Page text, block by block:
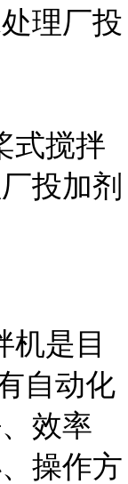
理厂投
式搅拌
投加剂
机是目
自动化
效率
操作方